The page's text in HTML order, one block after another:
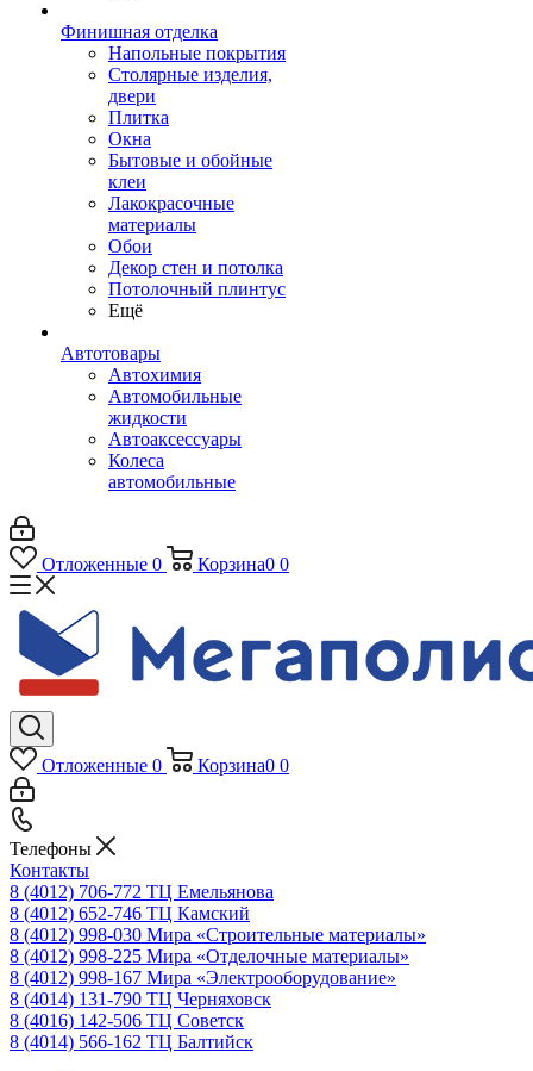
Финишная отделка
Напольные покрытия
Столярные изделия,
двери
Плитка
Окна
Бытовые и обойные
клеи
Лакокрасочные
материалы
Обои
Декор стен и потолка
Потолочный плинтус
Ещё
Автотовары
Автохимия
Автомобильные
жидкости
Автоаксессуары
Колеса
автомобильные
Отложенные 0 Корзина0 0
Отложенные 0 Корзина0 0
Телефоны
Контакты
8 (4012) 706-772 ТЦ Емельянова
8 (4012) 652-746 ТЦ Камский
8 (4012) 998-030 Мира «Строительные материалы»
8 (4012) 998-225 Мира «Отделочные материалы»
8 (4012) 998-167 Мира «Электрооборудование»
8 (4014) 131-790 ТЦ Черняховск
8 (4016) 142-506 ТЦ Советск
8 (4014) 566-162 ТЦ Балтийск